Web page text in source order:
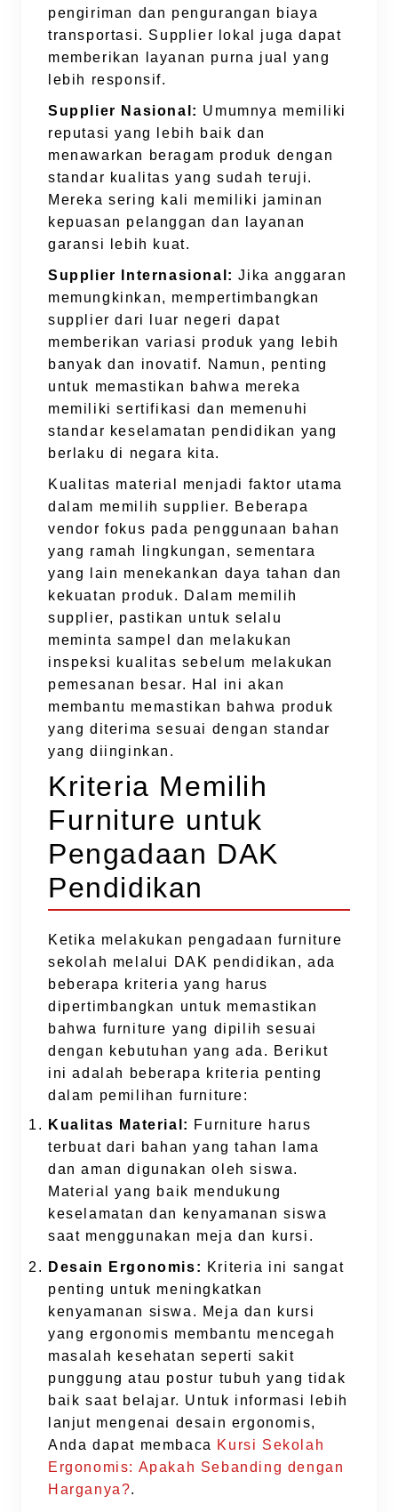
pengiriman dan pengurangan biaya
transportasi. Supplier lokal juga dapat
memberikan layanan purna jual yang
lebih responsif.
Supplier Nasional: Umumnya memiliki
reputasi yang lebih baik dan
menawarkan beragam produk dengan
standar kualitas yang sudah teruji.
Mereka sering kali memiliki jaminan
kepuasan pelanggan dan layanan
garansi lebih kuat.
Supplier Internasional: Jika anggaran
memungkinkan, mempertimbangkan
supplier dari luar negeri dapat
memberikan variasi produk yang lebih
banyak dan inovatif. Namun, penting
untuk memastikan bahwa mereka
memiliki sertifikasi dan memenuhi
standar keselamatan pendidikan yang
berlaku di negara kita.
Kualitas material menjadi faktor utama
dalam memilih supplier. Beberapa
vendor fokus pada penggunaan bahan
yang ramah lingkungan, sementara
yang lain menekankan daya tahan dan
kekuatan produk. Dalam memilih
supplier, pastikan untuk selalu
meminta sampel dan melakukan
inspeksi kualitas sebelum melakukan
pemesanan besar. Hal ini akan
membantu memastikan bahwa produk
yang diterima sesuai dengan standar
yang diinginkan.
Kriteria Memilih
Furniture untuk
Pengadaan DAK
Pendidikan
Ketika melakukan pengadaan furniture
sekolah melalui DAK pendidikan, ada
beberapa kriteria yang harus
dipertimbangkan untuk memastikan
bahwa furniture yang dipilih sesuai
dengan kebutuhan yang ada. Berikut
ini adalah beberapa kriteria penting
dalam pemilihan furniture:
Kualitas Material: Furniture harus
terbuat dari bahan yang tahan lama
dan aman digunakan oleh siswa.
Material yang baik mendukung
keselamatan dan kenyamanan siswa
saat menggunakan meja dan kursi.
Desain Ergonomis: Kriteria ini sangat
penting untuk meningkatkan
kenyamanan siswa. Meja dan kursi
yang ergonomis membantu mencegah
masalah kesehatan seperti sakit
punggung atau postur tubuh yang tidak
baik saat belajar. Untuk informasi lebih
lanjut mengenai desain ergonomis,
Anda dapat membaca Kursi Sekolah
Ergonomis: Apakah Sebanding dengan
Harganya?.